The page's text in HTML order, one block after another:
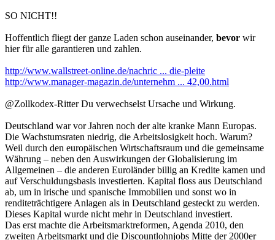
SO NICHT!!
Hoffentlich fliegt der ganze Laden schon auseinander, bevor wir
hier für alle garantieren und zahlen.
http://www.wallstreet-online.de/nachric ... die-pleite
http://www.manager-magazin.de/unternehm ... 42,00.html
@Zollkodex-Ritter Du verwechselst Ursache und Wirkung.
Deutschland war vor Jahren noch der alte kranke Mann Europas.
Die Wachstumsraten niedrig, die Arbeitslosigkeit hoch. Warum?
Weil durch den europäischen Wirtschaftsraum und die gemeinsame
Währung – neben den Auswirkungen der Globalisierung im
Allgemeinen – die anderen Euroländer billig an Kredite kamen und
auf Verschuldungsbasis investierten. Kapital floss aus Deutschland
ab, um in irische und spanische Immobilien und sonst wo in
renditeträchtigere Anlagen als in Deutschland gesteckt zu werden.
Dieses Kapital wurde nicht mehr in Deutschland investiert.
Das erst machte die Arbeitsmarktreformen, Agenda 2010, den
zweiten Arbeitsmarkt und die Discountlohnjobs Mitte der 2000er